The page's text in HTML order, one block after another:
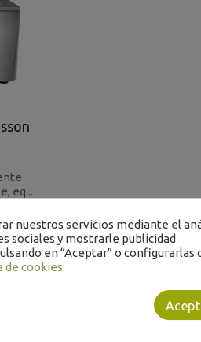
eq...
nuestros servicios mediante el
sociales y mostrarle publicidad
en “Aceptar” o configurarlas
de cookies.